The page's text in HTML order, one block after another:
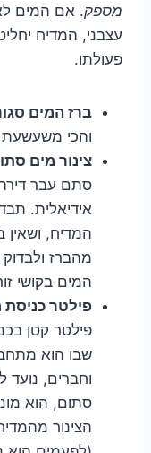
מספק. אם המים
עצבני, המדיח
פעולתו.
ברז המים
והכי משעשעת
צינור מים
סתם עבר
אידיאלית.
המדיח,
מהברז
המים בקושי
פילטר
פילטר קטן
שבו הוא
וחברים,
סתום, הוא
הצינור